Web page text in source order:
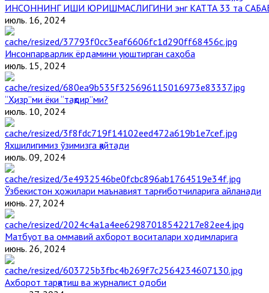
ИНСОННИНГ ИШИ ЮРИШМАСЛИГИНИ энг КАТТА 33 та
июль. 16, 2024
Инсонпарварлик ёрдамини уюштирган саҳоба
июль. 15, 2024
“Ҳизр”ми ёки “тақдир”ми?
июль. 10, 2024
Яхшилигимиз ўзимизга қайтади
июль. 09, 2024
Ўзбекистон ҳожилари маънавият тарғиботчиларига айланади
июнь. 27, 2024
Матбуот ва оммавий ахборот воситалари ходимларига
июнь. 26, 2024
Ахборот тарқатиш ва журналист одоби